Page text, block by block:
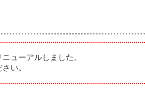
ューアルしました。
い。